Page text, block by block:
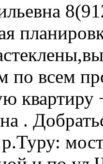
по всем
квартиру
.